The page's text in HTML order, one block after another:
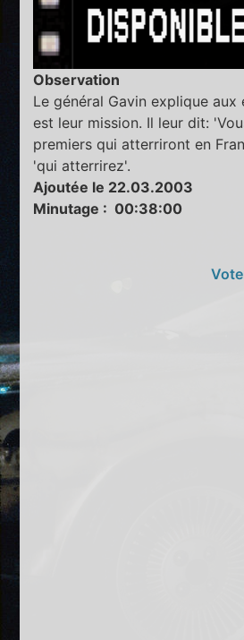
Observation
Le général Gavin explique aux
est leur mission. Il leur dit:
premiers qui atterriront en
'qui atterrirez'.
Ajoutée le 22.03.2003
Minutage : 00:38:00